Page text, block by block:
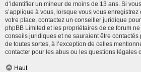
d’identifier un mineur de moins de 13 ans. Si
s’applique à vous, lorsque vous vous enregistrez
votre place, contactez un conseiller juridique
phpBB Limited et les propriétaires de ce forum
conseils juridiques et ne sauraient être
de toutes sortes, à l’exception de celles
contacter pour les abus ou les questions légales
Haut